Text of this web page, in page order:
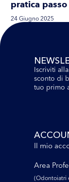
pratica
24 Giugno 2025
Iscriviti
sconto di
tuo primo
Il mio
Area
(Odontoiatri